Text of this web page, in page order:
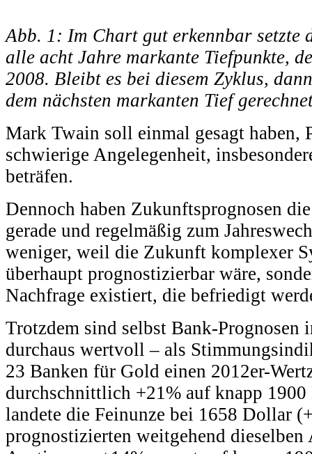
Abb. 1: Im Chart gut erkennbar setzte
alle acht Jahre markante Tiefpunkte,
2008. Bleibt es bei diesem Zyklus,
dem nächsten markanten Tief
Mark Twain soll einmal gesagt haben,
schwierige Angelegenheit,
beträfen.
Dennoch haben Zukunftsprognosen
gerade und regelmäßig zum
weniger, weil die Zukunft komplexer
überhaupt prognostizierbar wäre,
Nachfrage existiert, die befriedigt
Trotzdem sind selbst Bank-Prognosen
durchaus wertvoll – als
23 Banken für Gold einen 2012er-
durchschnittlich +21% auf knapp
landete die Feinunze bei 1658 Dollar
prognostizierten weitgehend dieselben